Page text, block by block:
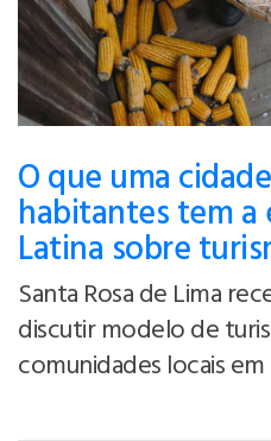
O que uma
habitantes tem a
Latina sobre
Santa Rosa de Lima
discutir modelo de
comunidades locais